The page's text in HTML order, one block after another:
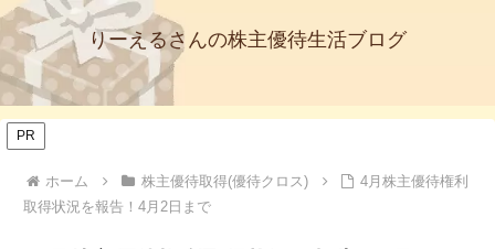
りーえるさんの株主優待生活ブログ
PR
ホーム 株主優待取得(優待クロス)
4月株主優待権利
取得状況を報告！4月2日まで